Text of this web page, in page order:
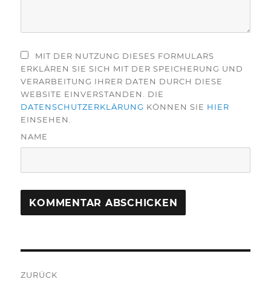
MIT DER NUTZUNG DIESES FORMULARS
ERKLÄREN SIE SICH MIT DER SPEICHERUNG UND
VERARBEITUNG IHRER DATEN DURCH DIESE
WEBSITE EINVERSTANDEN. DIE
DATENSCHUTZERKLÄRUNG KÖNNEN SIE HIER
EINSEHEN.
NAME
ZURÜCK